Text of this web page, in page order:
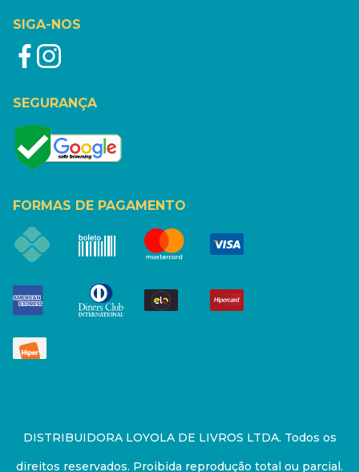
SIGA-NOS
SEGURANÇA
FORMAS DE PAGAMENTO
DISTRIBUIDORA LOYOLA DE LIVROS LTDA. Todos os
direitos reservados. Proibida reprodução total ou parcial.